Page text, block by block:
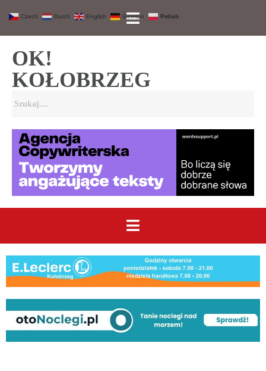
OK!
KOŁOBRZEG
Czech Dutch English German Polish